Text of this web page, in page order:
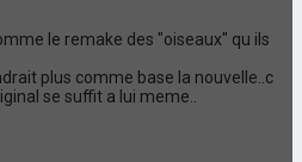
le remake des "oiseaux" qu ils
plus comme base la nouvelle..c
se suffit a lui meme..